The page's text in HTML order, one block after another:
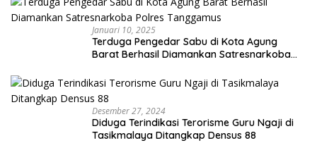
Januari 10, 2025
Terduga Pengedar Sabu di Kota Agung
Barat Berhasil Diamankan Satresnarkoba
Desember 27, 2024
Diduga Terindikasi Terorisme Guru Ngaji di
Tasikmalaya Ditangkap Densus 88